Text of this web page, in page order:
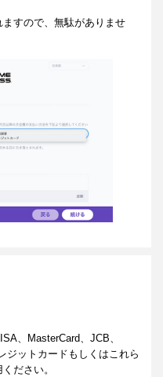
すので、無駄がありませ
、MasterCard、JCB、
ジットカードもしくはこれら
ださい。